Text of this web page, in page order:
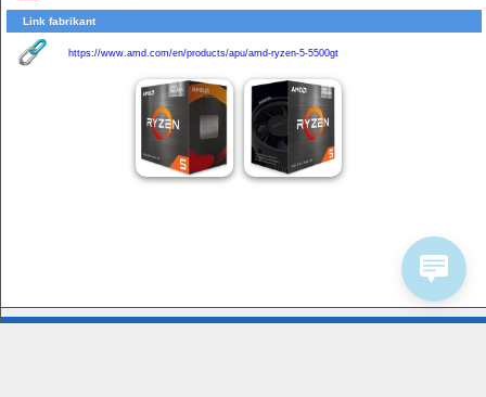
Link fabrikant
https://www.amd.com/en/products/apu/amd-ryzen-5-5500gt